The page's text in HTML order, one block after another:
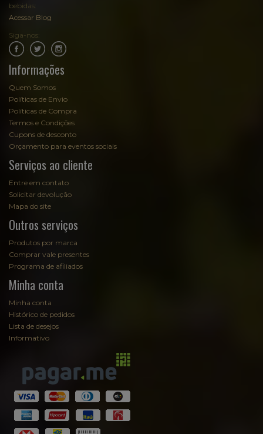
bebidas:
Acessar Blog
Siga-nos:
Informações
Quem Somos
Políticas de Envio
Políticas de Compra
Termos e Condições
Cupons de desconto
Orçamento para eventos sociais
Serviços ao cliente
Entre em contato
Solicitar devolução
Mapa do site
Outros serviços
Produtos por marca
Comprar vale presentes
Programa de afiliados
Minha conta
Minha conta
Histórico de pedidos
Lista de desejos
Informativo